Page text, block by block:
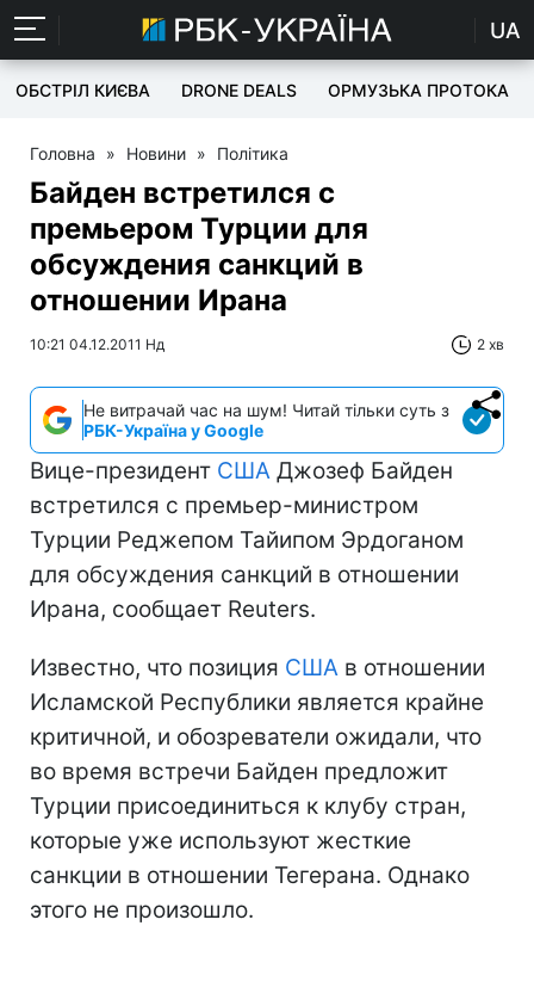
UA
ОБСТРІЛ КИЄВА DRONE DEALS ОРМУЗЬКА ПРОТОКА
Головна » Новини » Політика
Байден встретился с
премьером Турции для
обсуждения санкций в
отношении Ирана
10:21 04.12.2011 Нд 2 хв
Не витрачай час на шум! Читай тільки суть з
РБК-Україна у Google
Вице-президент США Джозеф Байден
встретился с премьер-министром
Турции Реджепом Тайипом Эрдоганом
для обсуждения санкций в отношении
Ирана, сообщает Reuters.
Известно, что позиция США в отношении
Исламской Республики является крайне
критичной, и обозреватели ожидали, что
во время встречи Байден предложит
Турции присоединиться к клубу стран,
которые уже используют жесткие
санкции в отношении Тегерана. Однако
этого не произошло.